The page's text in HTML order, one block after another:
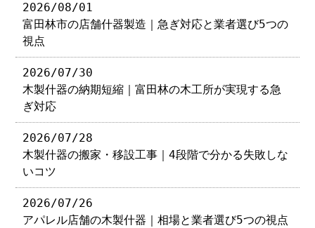
2026/08/01
富田林市の店舗什器製造｜急ぎ対応と業者選び5つの
視点
2026/07/30
木製什器の納期短縮｜富田林の木工所が実現する急
ぎ対応
2026/07/28
木製什器の搬家・移設工事｜4段階で分かる失敗しな
いコツ
2026/07/26
アパレル店舗の木製什器｜相場と業者選び5つの視点